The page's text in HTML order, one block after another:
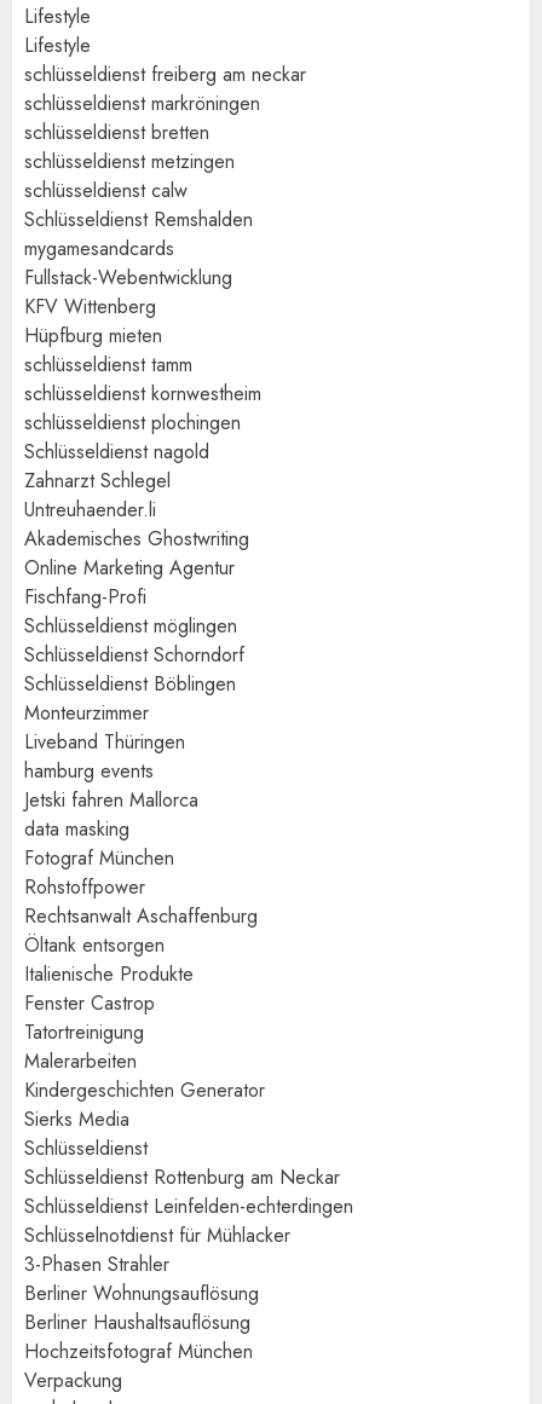
Lifestyle
Lifestyle
schlüsseldienst freiberg am neckar
schlüsseldienst markröningen
schlüsseldienst bretten
schlüsseldienst metzingen
schlüsseldienst calw
Schlüsseldienst Remshalden
mygamesandcards
Fullstack-Webentwicklung
KFV Wittenberg
Hüpfburg mieten
schlüsseldienst tamm
schlüsseldienst kornwestheim
schlüsseldienst plochingen
Schlüsseldienst nagold
Zahnarzt Schlegel
Untreuhaender.li
Akademisches Ghostwriting
Online Marketing Agentur
Fischfang-Profi
Schlüsseldienst möglingen
Schlüsseldienst Schorndorf
Schlüsseldienst Böblingen
Monteurzimmer
Liveband Thüringen
hamburg events
Jetski fahren Mallorca
data masking
Fotograf München
Rohstoffpower
Rechtsanwalt Aschaffenburg
Öltank entsorgen
Italienische Produkte
Fenster Castrop
Tatortreinigung
Malerarbeiten
Kindergeschichten Generator
Sierks Media
Schlüsseldienst
Schlüsseldienst Rottenburg am Neckar
Schlüsseldienst Leinfelden-echterdingen
Schlüsselnotdienst für Mühlacker
3-Phasen Strahler
Berliner Wohnungsauflösung
Berliner Haushaltsauflösung
Hochzeitsfotograf München
Verpackung